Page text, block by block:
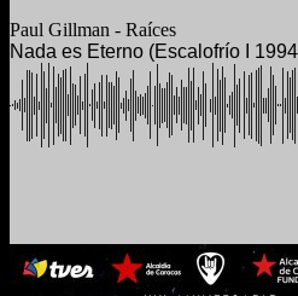
Paul Gillman - Raíces
Nada es Eterno (Escalofrío I